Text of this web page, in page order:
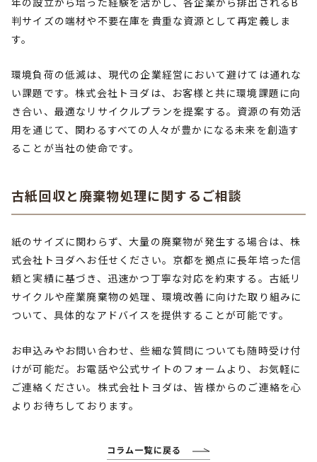
判サイズの端材や不要在庫を貴重な資源として再定義しま
す。
環境負荷の低減は、現代の企業経営において避けては通れな
い課題です。株式会社トヨダは、お客様と共に環境課題に向
き合い、最適なリサイクルプランを提案する。資源の有効活
用を通じて、関わるすべての人々が豊かになる未来を創造す
ることが当社の使命です。
古紙回収と廃棄物処理に関するご相談
紙のサイズに関わらず、大量の廃棄物が発生する場合は、株
式会社トヨダへお任せください。京都を拠点に長年培った信
頼と実績に基づき、迅速かつ丁寧な対応を約束する。古紙リ
サイクルや産業廃棄物の処理、環境改善に向けた取り組みに
ついて、具体的なアドバイスを提供することが可能です。
お申込みやお問い合わせ、些細な質問についても随時受け付
けが可能だ。お電話や公式サイトのフォームより、お気軽に
ご連絡ください。株式会社トヨダは、皆様からのご連絡を心
よりお待ちしております。
コラム一覧に戻る